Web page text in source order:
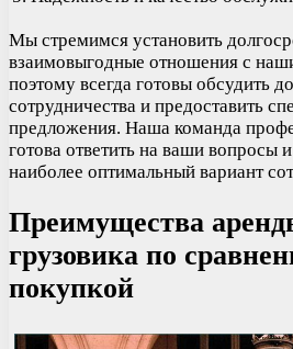
Мы стремимся установить
взаимовыгодные отношения с
поэтому всегда готовы обсудить
сотрудничества и предоставить
предложения. Наша команда
готова ответить на ваши вопросы
наиболее оптимальный вариант
Преимущества
грузовика по
покупкой